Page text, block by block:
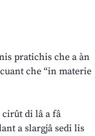
pratichis che a àn
che “in materie
cirût di lâ a fâ
a slargjâ sedi lis